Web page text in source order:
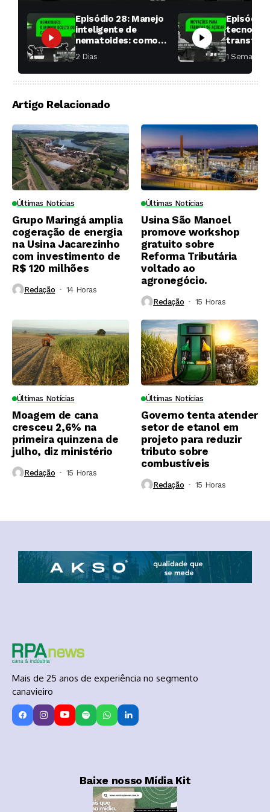
Episódio 28: Manejo
inteligente de
nematoides: como
aumentar a
produtividade das
soqueiras?
2 Dias ⁮
Episódio
fábricas
1 Semana ⁮
Artigo Relacionado
Últimas Notícias
Grupo Maringá amplia
cogeração de energia
na Usina Jacarezinho
com investimento de
R$ 120 milhões
Redação 14 Horas ⁮
Últimas Notícias
Usina São Manoel
promove workshop
gratuito sobre
Reforma Tributária
voltado ao
agronegócio.
Redação 15 Horas ⁮
Últimas Notícias
Moagem de cana
cresceu 2,6% na
primeira quinzena de
julho, diz ministério
Redação 15 Horas ⁮
Últimas Notícias
Governo tenta atender
setor de etanol em
projeto para reduzir
tributo sobre
combustíveis
Redação 15 Horas ⁮
Mais de 25 anos de experiência no segmento
canavieiro
Baixe nosso Mídia Kit